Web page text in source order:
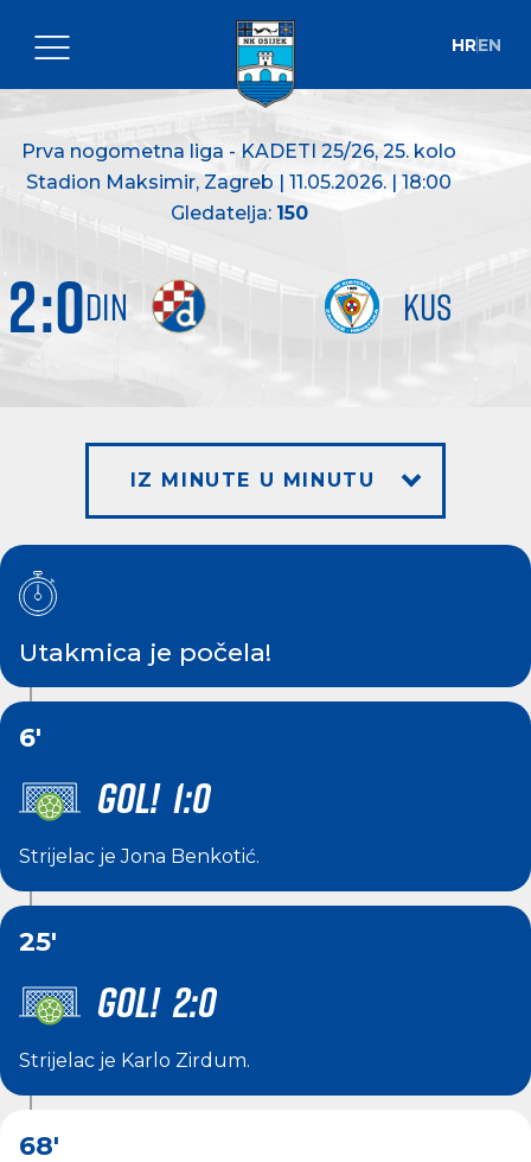
HREN
Prva nogometna liga - KADETI 25/26, 25. kolo
Stadion Maksimir, Zagreb | 11.05.2026. | 18:00
Gledatelja: 150
DIN KUS
2:0
IZ MINUTE U MINUTU
Utakmica je počela!
6'
GOL! 1:0
Strijelac jeJona Benkotić.
25'
GOL! 2:0
Strijelac je Karlo Zirdum.
68'